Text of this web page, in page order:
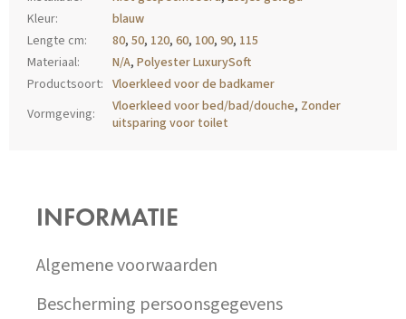
Kleur:
blauw
Lengte cm: 80, 50, 120, 60, 100, 90, 115
Materiaal: N/A, Polyester LuxurySoft
Productsoort: Vloerkleed voor de badkamer
Vormgeving: Vloerkleed voor bed/bad/douche, Zonder
uitsparing voor toilet
INFORMATIE
Algemene voorwaarden
Bescherming persoonsgegevens